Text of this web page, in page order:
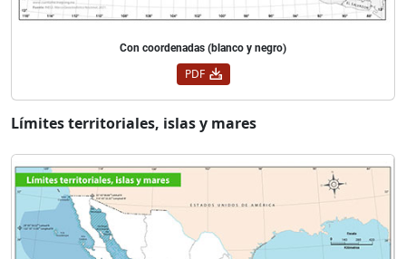
Con coordenadas (blanco y negro)
PDF
Límites territoriales, islas y mares